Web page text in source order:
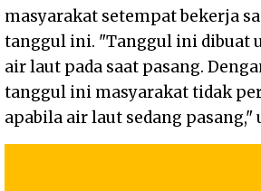
masyarakat setempat bekerja
tanggul ini. "Tanggul ini dibuat
air laut pada saat pasang.
tanggul ini masyarakat tidak
apabila air laut sedang pasang,"